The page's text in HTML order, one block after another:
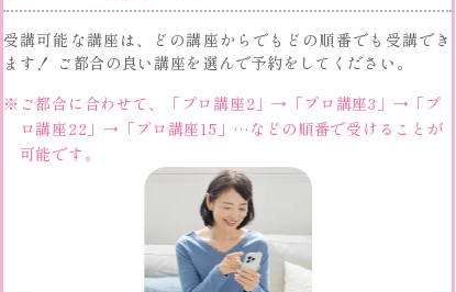
受講可能な講座は、どの講座からでもどの順番でも受講でき
ます！ ご都合の良い講座を選んで予約をしてください。
※ ご都合に合わせて、「プロ講座2」→「プロ講座3」→「プ
ロ講座22」→「プロ講座15」…などの順番で受けることが
可能です。